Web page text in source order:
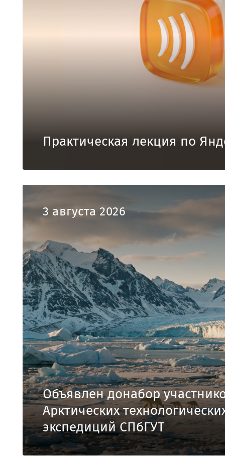
Практическая лекция по
3 августа 2026
Объявлен донабор
Арктических
экспедиций СПбГУТ